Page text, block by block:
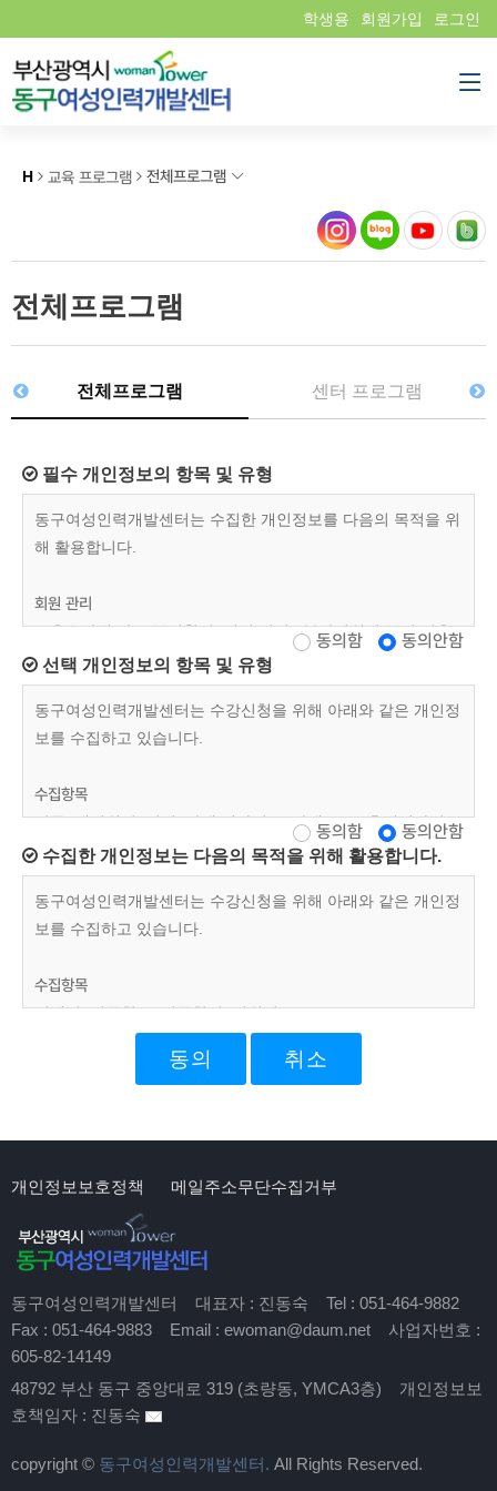
학생용 회원가입 로그인
H 교육 프로그램 전체프로그램
전체프로그램
전체프로그램 센터 프로그램
필수 개인정보의 항목 및 유형
동구여성인력개발센터는 수집한 개인정보를 다음의 목적을 위
해 활용합니다.
회원 관리
교육수강에 따른 본인확인, 개인 식별 , 불량회원의 부정 이용
방지와 비인가 사용 방지, 가입 의사 확인, 연령확인, 불만처리
등 민원처리, 고지사항 전달
마케팅 및 광고에 활용
한 통계
동의함 동의안함
선택 개인정보의 항목 및 유형
동구여성인력개발센터는 수강신청을 위해 아래와 같은 개인정
보를 수집하고 있습니다.
수집항목
이름, 생년월일, 성별, 자택 전화번호, 자택 주소, 휴대전화번호
재직자 교육
위 수집항목 포함, 사업장명, 사업장 대표자, 업태, 종목, 사업
장 전화, 팩스번호, 사업장 주소, 상시근로자 수, 수강료 환급
동의함 동의안함
수집한 개인정보는 다음의 목적을 위해 활용합니다.
동구여성인력개발센터는 수강신청을 위해 아래와 같은 개인정
보를 수집하고 있습니다.
수집항목
이메일, 최종학교, 최종학력, 지원경로
취소
개인정보보호정책 메일주소무단수집거부
동구여성인력개발센터 대표자 : 진동숙 Tel : 051-464-9882
Fax : 051-464-9883 Email : ewoman@daum.net
사업자번호 :
605-82-14149
48792 부산 동구 중앙대로 319 (초량동, YMCA3층)
개인정보보
호책임자 : 진동숙
copyright © 동구여성인력개발센터. All Rights Reserved.